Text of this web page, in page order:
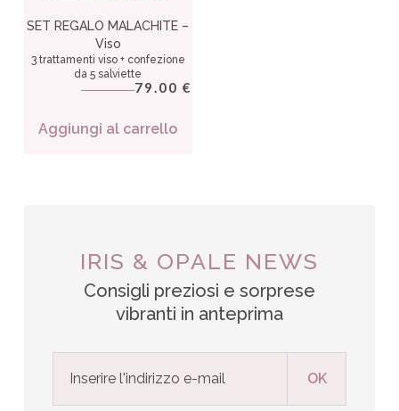
SET REGALO MALACHITE –
Viso
3 trattamenti viso + confezione
da 5 salviette
79.00 €
Aggiungi al carrello
IRIS & OPALE NEWS
Consigli preziosi e sorprese
vibranti in anteprima